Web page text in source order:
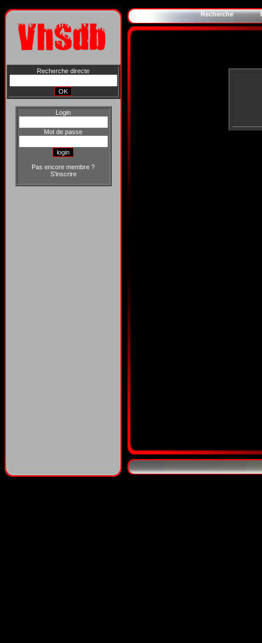
Recherche directe
Login
Mot de passe
Pas encore membre ?
S'inscrire
Recherche